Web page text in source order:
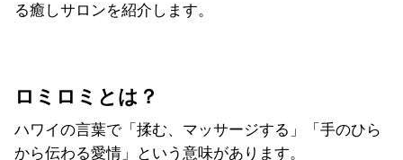
る癒しサロンを紹介します。
ロミロミとは？
ハワイの言葉で「揉む、マッサージする」「手のひら
から伝わる愛情」という意味があります。